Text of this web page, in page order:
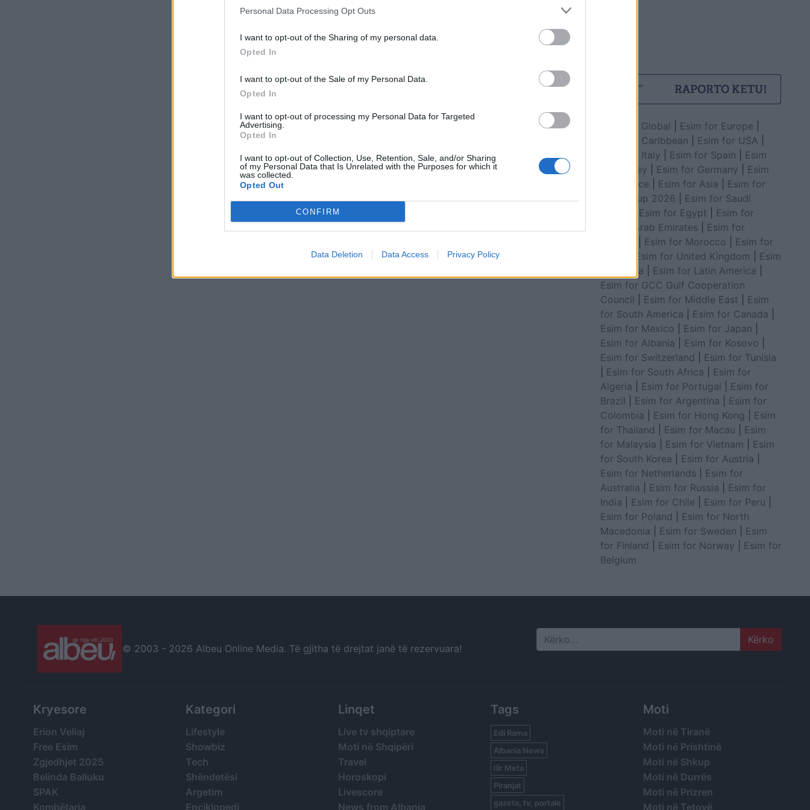
Personal Data Processing Opt Outs
I want to opt-out of the Sharing of my personal data.
Opted In
I want to opt-out of the Sale of my Personal Data.
Opted In
I want to opt-out of processing my Personal Data for Targeted
Advertising.
Opted In
I want to opt-out of Collection, Use, Retention, Sale, and/or Sharing
of my Personal Data that Is Unrelated with the Purposes for which it
was collected.
Opted Out
CONFIRM
Data Deletion Data Access Privacy Policy
Esim for Global Esim for Europe
Esim for Caribbean
Esim for USA
Esim for Italy
Esim for Spain
Esim
for Turkey
Esim for Germany
Esim
for Greece
Esim for Asia
Esim for
World Cup 2026
Esim for Saudi
Esim for Egypt
Esim for
United Arab Emirates
Esim for
Esim for Morocco
Esim for
Esim for United Kingdom
Esim
for Africa
Esim for Latin America
Esim for GCC Gulf Cooperation
Council
Esim for Middle East
Esim
for South America
Esim for Canada
Esim for Mexico
Esim for Japan
Esim for Albania
Esim for Kosovo
Esim for Switzerland
Esim for Tunisia
Esim for South Africa
Esim for
Algeria
Esim for Portugal
Esim for
Brazil
Esim for Argentina
Esim for
Colombia
Esim for Hong Kong
Esim
for Thailand
Esim for Macau
Esim
for Malaysia
Esim for Vietnam
Esim
for South Korea
Esim for Austria
Esim for Netherlands
Esim for
Australia
Esim for Russia
Esim for
India
Esim for Chile Esim for Peru
Esim for Poland
Esim for North
Macedonia
Esim for Sweden
Esim
for Finland
Esim for Norway
Esim for
Belgium
© 2003 - 2026 Albeu Online Media. Të gjitha të drejtat janë të rezervuara! Search
Kryesore
Erion Veliaj
Free Esim
Zgjedhjet 2025
Belinda Balluku
SPAK
Kombëtarja
Kategori
Lifestyle
Showbiz
Tech
Shëndetësi
Argetim
Enciklopedi
Linqet
Live tv shqiptare
Moti në Shqipëri
Travel
Horoskopi
Livescore
News from Albania
Tags
Edi Rama
Albania News
Ilir Meta
Piranjat
gazeta, tv, portale
Moti
Moti në Tiranë
Moti në Prishtinë
Moti në Shkup
Moti në Durrës
Moti në Prizren
Moti në Tetovë